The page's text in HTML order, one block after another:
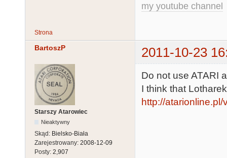
my youtube channel
Strona
BartoszP 2011-10-23
Starszy Atarowiec
Nieaktywny
Skąd: Bielsko-Biała
Zarejestrowany: 2008-12-09
Posty: 2,907
Do not use ATARI
I think that
http://